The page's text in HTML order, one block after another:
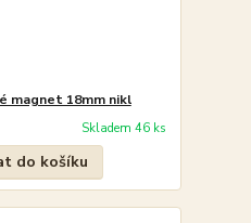
magnet 18mm nikl
Skladem 46 ks
do košíku